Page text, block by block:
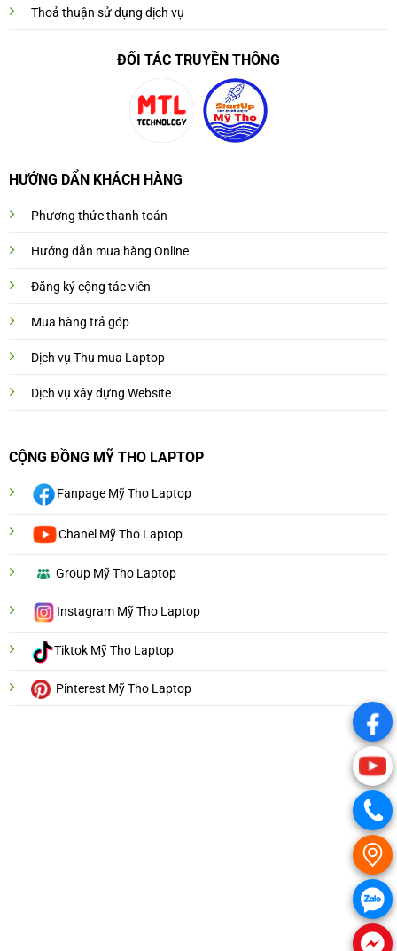
Thoả thuận sử dụng dịch vụ
ĐỐI TÁC TRUYỀN THÔNG
HƯỚNG DẨN KHÁCH HÀNG
Phương thức thanh toán
Hướng dẫn mua hàng Online
Đăng ký cộng tác viên
Mua hàng trả góp
Dịch vụ Thu mua Laptop
Dịch vụ xây dựng Website
CỘNG ĐỒNG MỸ THO LAPTOP
Fanpage Mỹ Tho Laptop
Chanel Mỹ Tho Laptop
Group Mỹ Tho Laptop
Instagram Mỹ Tho Laptop
Tiktok Mỹ Tho Laptop
Pinterest Mỹ Tho Laptop
.
.
.
.
.
.